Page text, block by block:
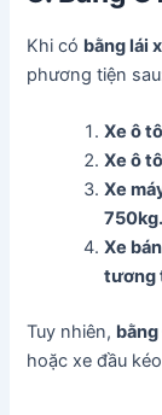
Khi có bằng lái
phương tiện
Xe ô
Xe ô
Xe
750kg.
Xe
tương
Tuy nhiên,
hoặc xe đầu